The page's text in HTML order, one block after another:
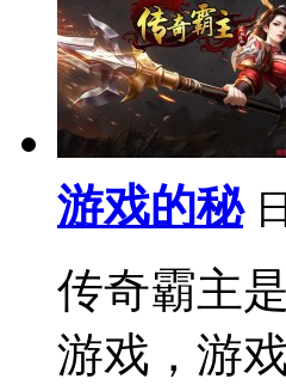
游戏的秘
传奇霸主
游戏，游